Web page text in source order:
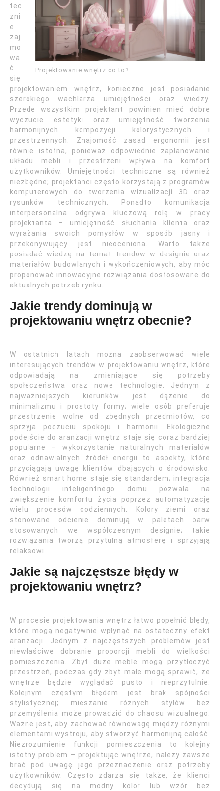
Projektowanie wnętrz co to?
tec
zni
e
zaj
mo
wa
ć
się
projektowaniem wnętrz, konieczne jest posiadanie
szerokiego wachlarza umiejętności oraz wiedzy.
Przede wszystkim projektant powinien mieć dobre
wyczucie estetyki oraz umiejętność tworzenia
harmonijnych kompozycji kolorystycznych i
przestrzennych. Znajomość zasad ergonomii jest
równie istotna, ponieważ odpowiednie zaplanowanie
układu mebli i przestrzeni wpływa na komfort
użytkowników. Umiejętności techniczne są również
niezbędne; projektanci często korzystają z programów
komputerowych do tworzenia wizualizacji 3D oraz
rysunków technicznych. Ponadto komunikacja
interpersonalna odgrywa kluczową rolę w pracy
projektanta – umiejętność słuchania klienta oraz
wyrażania swoich pomysłów w sposób jasny i
przekonywujący jest nieoceniona. Warto także
posiadać wiedzę na temat trendów w designie oraz
materiałów budowlanych i wykończeniowych, aby móc
proponować innowacyjne rozwiązania dostosowane do
aktualnych potrzeb rynku.
Jakie trendy dominują w
projektowaniu wnętrz obecnie?
W ostatnich latach można zaobserwować wiele
interesujących trendów w projektowaniu wnętrz, które
odpowiadają na zmieniające się potrzeby
społeczeństwa oraz nowe technologie. Jednym z
najważniejszych kierunków jest dążenie do
minimalizmu i prostoty formy; wiele osób preferuje
przestrzenie wolne od zbędnych przedmiotów, co
sprzyja poczuciu spokoju i harmonii. Ekologiczne
podejście do aranżacji wnętrz staje się coraz bardziej
popularne – wykorzystanie naturalnych materiałów
oraz odnawialnych źródeł energii to aspekty, które
przyciągają uwagę klientów dbających o środowisko.
Również smart home staje się standardem; integracja
technologii inteligentnego domu pozwala na
zwiększenie komfortu życia poprzez automatyzację
wielu procesów codziennych. Kolory ziemi oraz
stonowane odcienie dominują w paletach barw
stosowanych we współczesnym designie; takie
rozwiązania tworzą przytulną atmosferę i sprzyjają
relaksowi.
Jakie są najczęstsze błędy w
projektowaniu wnętrz?
W procesie projektowania wnętrz łatwo popełnić błędy,
które mogą negatywnie wpłynąć na ostateczny efekt
aranżacji. Jednym z najczęstszych problemów jest
niewłaściwe dobranie proporcji mebli do wielkości
pomieszczenia. Zbyt duże meble mogą przytłoczyć
przestrzeń, podczas gdy zbyt małe mogą sprawić, że
wnętrze będzie wyglądać pusto i nieprzytulnie.
Kolejnym częstym błędem jest brak spójności
stylistycznej; mieszanie różnych stylów bez
przemyślenia może prowadzić do chaosu wizualnego.
Ważne jest, aby zachować równowagę między różnymi
elementami wystroju, aby stworzyć harmonijną całość.
Niezrozumienie funkcji pomieszczenia to kolejny
istotny problem – projektując wnętrze, należy zawsze
brać pod uwagę jego przeznaczenie oraz potrzeby
użytkowników. Często zdarza się także, że klienci
decydują się na modny kolor lub wzór bez